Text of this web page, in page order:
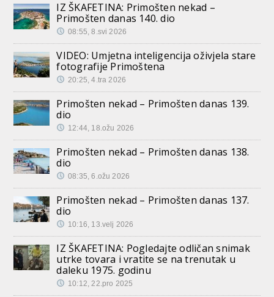
IZ ŠKAFETINA: Primošten nekad –
Primošten danas 140. dio
08:55, 8.svi 2026
VIDEO: Umjetna inteligencija oživjela stare
fotografije Primoštena
20:25, 4.tra 2026
Primošten nekad – Primošten danas 139.
dio
12:44, 18.ožu 2026
Primošten nekad – Primošten danas 138.
dio
08:35, 6.ožu 2026
Primošten nekad – Primošten danas 137.
dio
10:16, 13.velj 2026
IZ ŠKAFETINA: Pogledajte odličan snimak
utrke tovara i vratite se na trenutak u
daleku 1975. godinu
10:12, 22.pro 2025